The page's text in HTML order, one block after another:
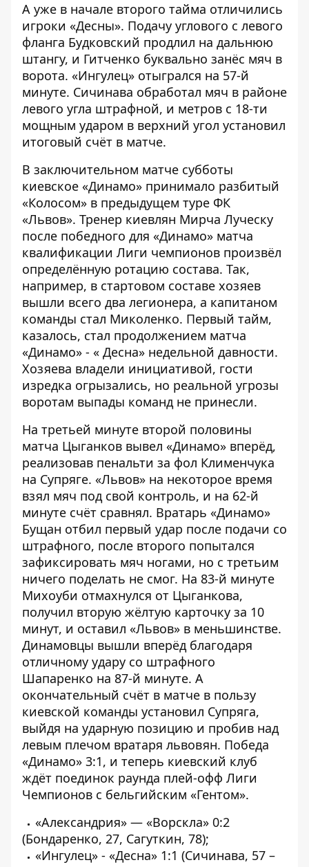
А уже в начале второго тайма отличились
игроки «Десны». Подачу углового с левого
фланга Будковский продлил на дальнюю
штангу, и Гитченко буквально занёс мяч в
ворота. «Ингулец» отыгрался на 57-й
минуте. Сичинава обработал мяч в районе
левого угла штрафной, и метров с 18-ти
мощным ударом в верхний угол установил
итоговый счёт в матче.
В заключительном матче субботы
киевское «Динамо» принимало разбитый
«Колосом» в предыдущем туре ФК
«Львов». Тренер киевлян Мирча Луческу
после победного для «Динамо» матча
квалификации Лиги чемпионов произвёл
определённую ротацию состава. Так,
например, в стартовом составе хозяев
вышли всего два легионера, а капитаном
команды стал Миколенко. Первый тайм,
казалось, стал продолжением матча
«Динамо» - « Десна» недельной давности.
Хозяева владели инициативой, гости
изредка огрызались, но реальной угрозы
воротам выпады команд не принесли.
На третьей минуте второй половины
матча Цыганков вывел «Динамо» вперёд,
реализовав пенальти за фол Клименчука
на Супряге. «Львов» на некоторое время
взял мяч под свой контроль, и на 62-й
минуте счёт сравнял. Вратарь «Динамо»
Бущан отбил первый удар после подачи со
штрафного, после второго попытался
зафиксировать мяч ногами, но с третьим
ничего поделать не смог. На 83-й минуте
Михоуби отмахнулся от Цыганкова,
получил вторую жёлтую карточку за 10
минут, и оставил «Львов» в меньшинстве.
Динамовцы вышли вперёд благодаря
отличному удару со штрафного
Шапаренко на 87-й минуте. А
окончательный счёт в матче в пользу
киевской команды установил Супряга,
выйдя на ударную позицию и пробив над
левым плечом вратаря львовян. Победа
«Динамо» 3:1, и теперь киевский клуб
ждёт поединок раунда плей-офф Лиги
Чемпионов с бельгийским «Гентом».
«Александрия» — «Ворскла» 0:2
(Бондаренко, 27, Сагуткин, 78);
«Ингулец» - «Десна» 1:1 (Сичинава, 57 –